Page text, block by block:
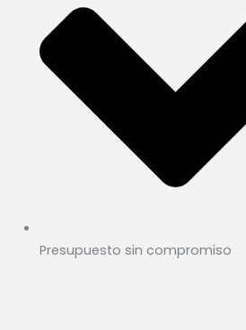
Presupuesto sin compromiso